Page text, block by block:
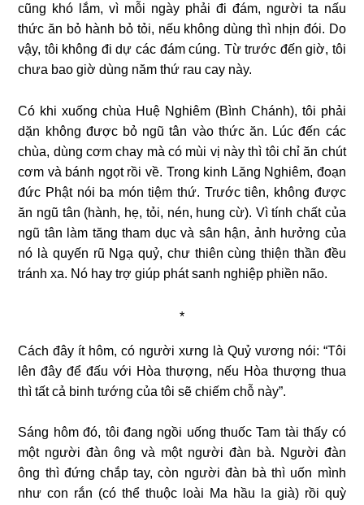
cũng khó lắm, vì mỗi ngày phải đi đám, người ta nấu
thức ăn bỏ hành bỏ tỏi, nếu không dùng thì nhịn đói. Do
vậy, tôi không đi dự các đám cúng. Từ trước đến giờ, tôi
chưa bao giờ dùng năm thứ rau cay này.
Có khi xuống chùa Huệ Nghiêm (Bình Chánh), tôi phải
dặn không được bỏ ngũ tân vào thức ăn. Lúc đến các
chùa, dùng cơm chay mà có mùi vị này thì tôi chỉ ăn chút
cơm và bánh ngọt rồi về. Trong kinh Lăng Nghiêm, đoạn
đức Phật nói ba món tiệm thứ. Trước tiên, không được
ăn ngũ tân (hành, hẹ, tỏi, nén, hung cừ). Vì tính chất của
ngũ tân làm tăng tham dục và sân hận, ảnh hưởng của
nó là quyến rũ Ngạ quỷ, chư thiên cùng thiện thần đều
tránh xa. Nó hay trợ giúp phát sanh nghiệp phiền não.
*
Cách đây ít hôm, có người xưng là Quỷ vương nói: “Tôi
lên đây để đấu với Hòa thượng, nếu Hòa thượng thua
thì tất cả binh tướng của tôi sẽ chiếm chỗ này”.
Sáng hôm đó, tôi đang ngồi uống thuốc Tam tài thấy có
một người đàn ông và một người đàn bà. Người đàn
ông thì đứng chắp tay, còn người đàn bà thì uốn mình
như con rắn (có thể thuộc loài Ma hầu la già) rồi quỳ